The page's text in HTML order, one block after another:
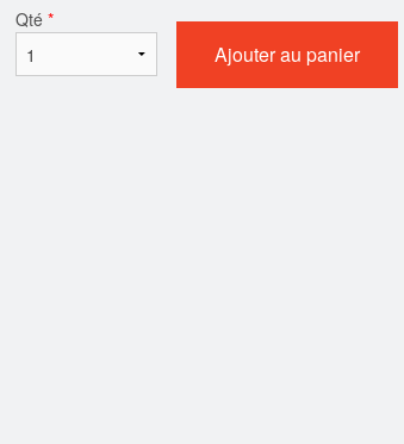
Meal
Qté *
Ajouter au panier